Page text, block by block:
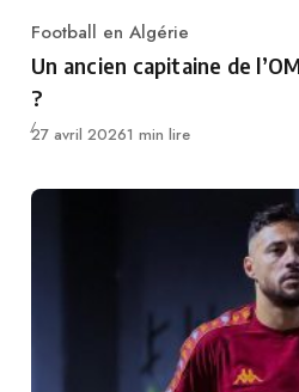
Category
Football en Algérie
Un ancien capitaine de
?
Publié
27 avril 20261 min lire